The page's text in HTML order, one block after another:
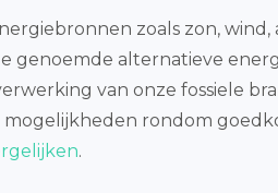
zoals zon,
genoemde alternatieve
van onze fossiele
mogelijkheden rondom
.